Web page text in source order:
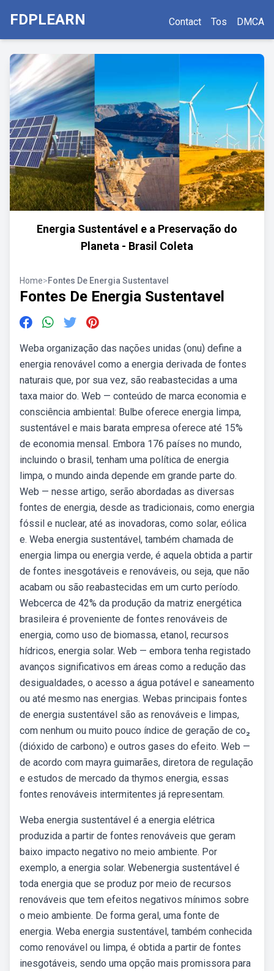
FDPLEARN Contact Tos DMCA
Energia Sustentável e a Preservação do
Planeta - Brasil Coleta
Home>Fontes De Energia Sustentavel
Fontes De Energia Sustentavel
Weba organização das nações unidas (onu) define a
energia renovável como a energia derivada de fontes
naturais que, por sua vez, são reabastecidas a uma
taxa maior do. Web — conteúdo de marca economia e
consciência ambiental: Bulbe oferece energia limpa,
sustentável e mais barata empresa oferece até 15%
de economia mensal. Embora 176 países no mundo,
incluindo o brasil, tenham uma política de energia
limpa, o mundo ainda depende em grande parte do.
Web — nesse artigo, serão abordadas as diversas
fontes de energia, desde as tradicionais, como energia
fóssil e nuclear, até as inovadoras, como solar, eólica
e. Weba energia sustentável, também chamada de
energia limpa ou energia verde, é aquela obtida a partir
de fontes inesgotáveis e renováveis, ou seja, que não
acabam ou são reabastecidas em um curto período.
Webcerca de 42% da produção da matriz energética
brasileira é proveniente de fontes renováveis de
energia, como uso de biomassa, etanol, recursos
hídricos, energia solar. Web — embora tenha registado
avanços significativos em áreas como a redução das
desigualdades, o acesso a água potável e saneamento
ou até mesmo nas energias. Webas principais fontes
de energia sustentável são as renováveis e limpas,
com nenhum ou muito pouco índice de geração de co₂
(dióxido de carbono) e outros gases do efeito. Web —
de acordo com mayra guimarães, diretora de regulação
e estudos de mercado da thymos energia, essas
fontes renováveis intermitentes já representam.
Weba energia sustentável é a energia elétrica
produzida a partir de fontes renováveis que geram
baixo impacto negativo no meio ambiente. Por
exemplo, a energia solar. Webenergia sustentável é
toda energia que se produz por meio de recursos
renováveis que tem efeitos negativos mínimos sobre
o meio ambiente. De forma geral, uma fonte de
energia. Weba energia sustentável, também conhecida
como renovável ou limpa, é obtida a partir de fontes
inesgotáveis, sendo uma opção mais promissora para